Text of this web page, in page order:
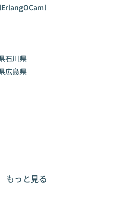
ErlangOCaml
石川県
広島県
もっと見る